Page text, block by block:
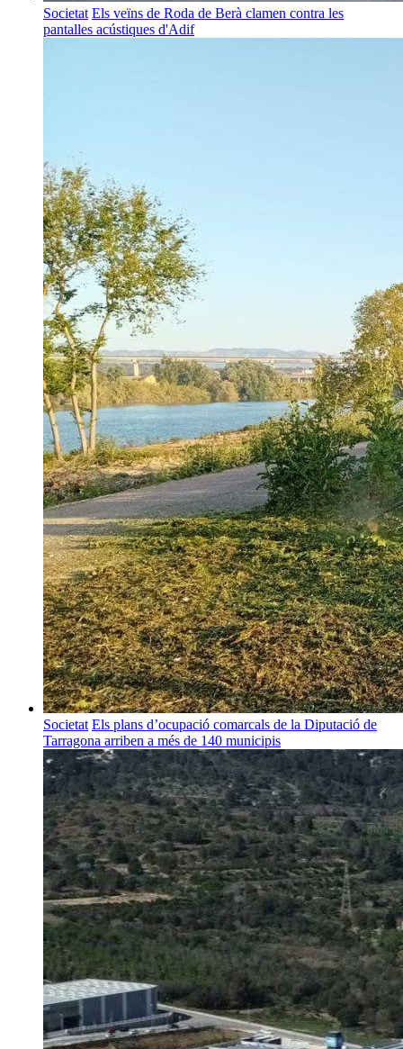
Societat Els veïns de Roda de Berà clamen contra les
pantalles acústiques d'Adif
Societat Els plans d’ocupació comarcals de la Diputació de
Tarragona arriben a més de 140 municipis